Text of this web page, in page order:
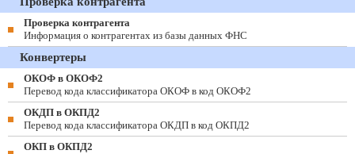
Проверка контрагента
Информация о контрагентах из базы данных ФНС
Конвертеры
ОКОФ в ОКОФ2
Перевод кода классификатора ОКОФ в код ОКОФ2
ОКДП в ОКПД2
Перевод кода классификатора ОКДП в код ОКПД2
ОКП в ОКПД2